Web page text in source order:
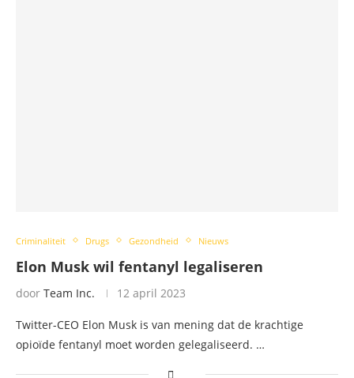
Criminaliteit Drugs Gezondheid Nieuws
Elon Musk wil fentanyl legaliseren
door Team Inc. 12 april 2023
Twitter-CEO Elon Musk is van mening dat de krachtige
opioïde fentanyl moet worden gelegaliseerd. …